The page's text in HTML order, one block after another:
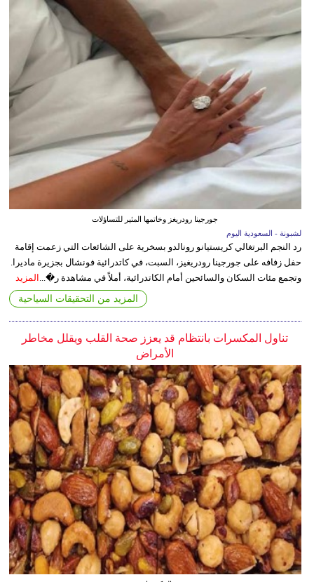
جورجينا رودريغز وخاتمها المثير للتساؤلات
لشبونة - السعودية اليوم
رد النجم البرتغالي كريستيانو رونالدو بسخرية على الشائعات التي زعمت إقامة
حفل زفافه على جورجينا رودريغيز، السبت، في كاتدرائية فونشال بجزيرة ماديرا.
وتجمع مئات السكان والسائحين أمام الكاتدرائية، أملاً في مشاهدة ر�... المزيد
المزيد من التحقيقات السياحية
تناول المكسرات بانتظام قد يعزز صحة القلب ويقلل مخاطر
الأمراض